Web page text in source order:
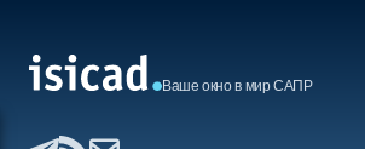
Ваше окно в мир САПР